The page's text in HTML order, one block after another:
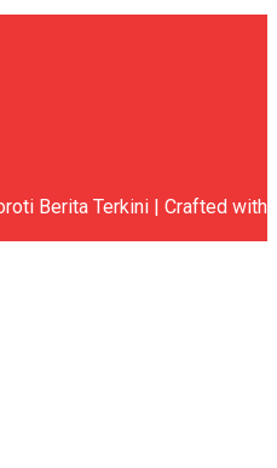
Berita Terkini | Crafted with